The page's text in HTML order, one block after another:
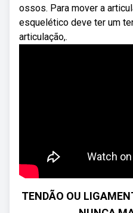
ossos. Para mover a
esquelético deve ter um
articulação,.
TENDÃO OU